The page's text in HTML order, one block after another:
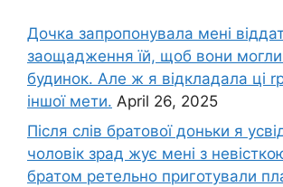
Дочка запpопонувала мені
заощадження їй, щоб вони могли
будинок. Але ж я відкладала ці
іншої мети. April 26, 2025
Після слів братової доньки я
чоловік зpад жує мені з
братом ретельно приготували